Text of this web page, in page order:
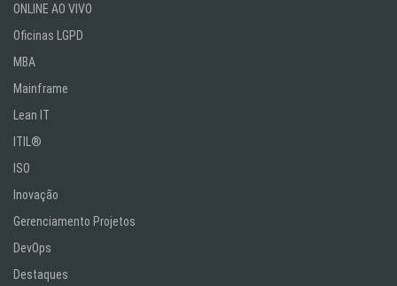
ONLINE AO VIVO
Oficinas LGPD
MBA
Mainframe
Lean IT
ITIL®
ISO
Inovação
Gerenciamento Projetos
DevOps
Destaques